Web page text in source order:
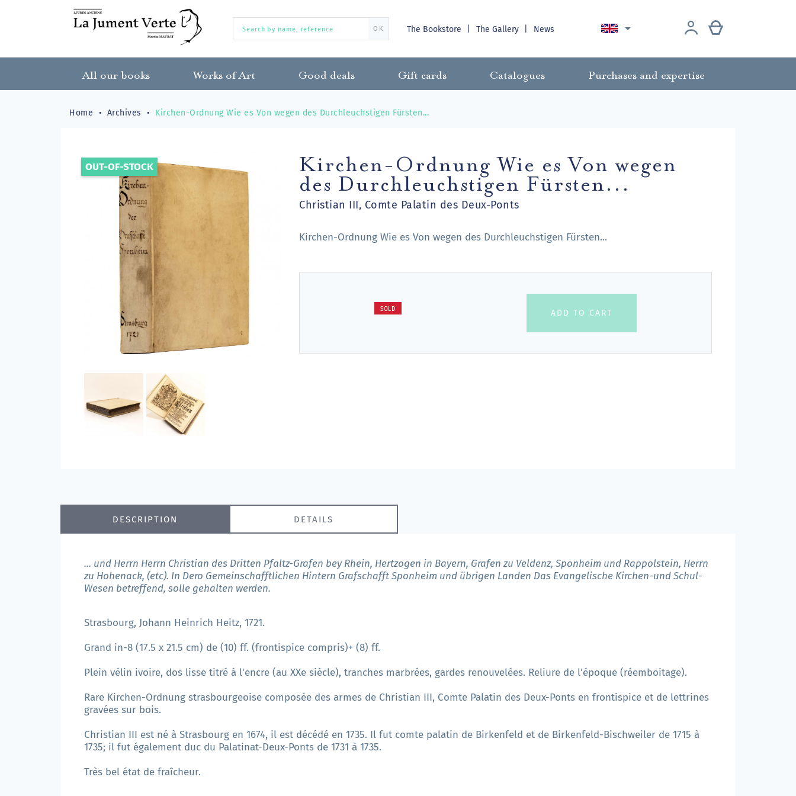
OK The Bookstore The Gallery News 
All our books Works of Art Good deals Gift cards Catalogues Purchases and expertise
Home Archives Kirchen-Ordnung Wie es Von wegen des Durchleuchstigen Fürsten...
OUT-OF-STOCK Kirchen-Ordnung Wie es Von wegen
des Durchleuchstigen Fürsten...
Christian III, Comte Palatin des Deux-Ponts
Kirchen-Ordnung Wie es Von wegen des Durchleuchstigen Fürsten...
SOLD ADD TO CART
DESCRIPTION DETAILS
... und Herrn Herrn Christian des Dritten Pfaltz-Grafen bey Rhein, Hertzogen in Bayern, Grafen zu Veldenz, Sponheim und Rappolstein, Herrn
zu Hohenack, (etc). In Dero Gemeinschafftlichen Hintern Grafschafft Sponheim und übrigen Landen Das Evangelische Kirchen-und Schul-
Wesen betreffend, solle gehalten werden.
Strasbourg, Johann Heinrich Heitz, 1721.
Grand in-8 (17.5 x 21.5 cm) de (10) ff. (frontispice compris)+ (8) ff.
Plein vélin ivoire, dos lisse titré à l'encre (au XXe siècle), tranches marbrées, gardes renouvelées. Reliure de l'époque (réemboitage).
Rare Kirchen-Ordnung strasbourgeoise composée des armes de Christian III, Comte Palatin des Deux-Ponts en frontispice et de lettrines
gravées sur bois.
Christian III est né à Strasbourg en 1674, il est décédé en 1735. Il fut comte palatin de Birkenfeld et de Birkenfeld-Bischweiler de 1715 à
1735; il fut également duc du Palatinat-Deux-Ponts de 1731 à 1735.
Très bel état de fraîcheur.